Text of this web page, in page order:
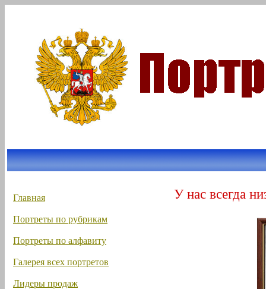
Главная
Портреты по рубрикам
Портреты по алфавиту
Галерея всех портретов
Лидеры продаж
У нас всегда